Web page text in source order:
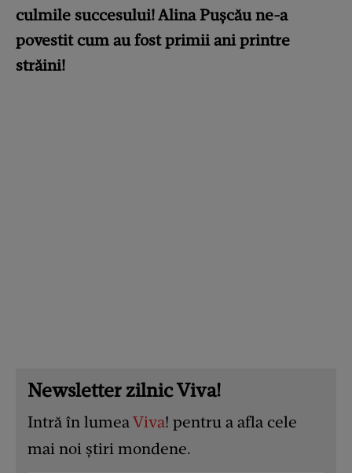
culmile succesului! Alina Pușcău ne-a
povestit cum au fost primii ani printre
străini!
Newsletter zilnic Viva!
Intră în lumeaViva! pentru a afla cele
mai noi știri mondene.